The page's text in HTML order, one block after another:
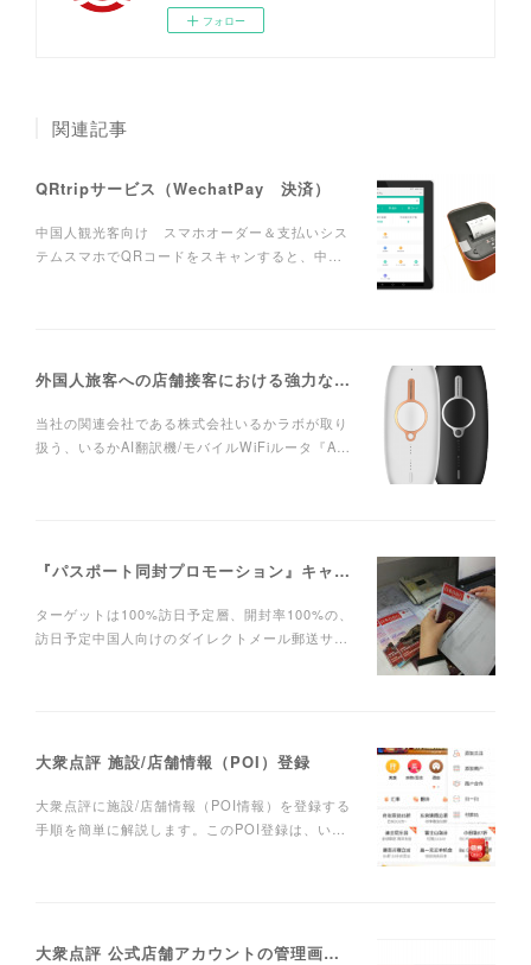
フォロー
関連記事
QRtripサービス（WechatPay 決済）
中国人観光客向け スマホオーダー＆支払いシス
テムスマホでQRコードをスキャンすると、中…
外国人旅客への店舗接客における強力な武器～AI翻訳機の無料モニター募集中です！
当社の関連会社である株式会社いるかラボが取り
扱う、いるかAI翻訳機/モバイルWiFiルータ『A…
『パスポート同封プロモーション』キャンペーン実施中です！【2018/12/25～2019/1/25】
ターゲットは100%訪日予定層、開封率100%の、
訪日予定中国人向けのダイレクトメール郵送サ…
大衆点評 施設/店舗情報（POI）登録
大衆点評に施設/店舗情報（POI情報）を登録する
手順を簡単に解説します。このPOI登録は、い…
大衆点評 公式店舗アカウントの管理画面操作を解説